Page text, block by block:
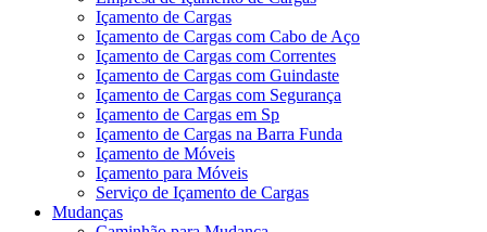
Içamento de Cargas
Içamento de Cargas com Cabo de Aço
Içamento de Cargas com Correntes
Içamento de Cargas com Guindaste
Içamento de Cargas com Segurança
Içamento de Cargas em Sp
Içamento de Cargas na Barra Funda
Içamento de Móveis
Içamento para Móveis
Serviço de Içamento de Cargas
Mudanças